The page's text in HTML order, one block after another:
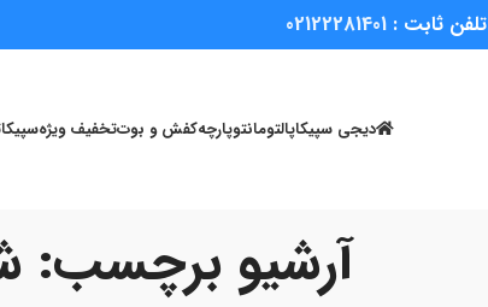
تلفن ثابت : 02122281401
دیجی سپیکاپالتومانتوپارچهکفش و بوتتخفیف ویژهسپیکا
آرشیو برچسب: